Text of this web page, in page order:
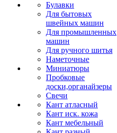
Булавки
Для бытовых
швейных машин
Для промышленных
машин
Для ручного шитья
Наметочные
Миниатюры
Пробковые
доски,органайзеры
Свечи
Кант атласный
Кант иск. кожа
Кант мебельный